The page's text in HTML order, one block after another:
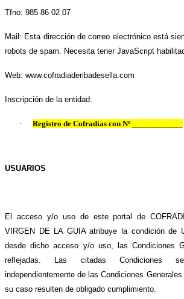
Tfno: 985 86 02 07
Mail: Esta dirección de correo electrónico está
robots de spam. Necesita tener JavaScript
Web: www.cofradiaderibadesella.com
Inscripción de la entidad:
· Registro de Cofradías con Nº ____________
USUARIOS
El acceso y/o uso de este portal de
VIRGEN DE LA GUIA atribuye la condición de
desde dicho acceso y/o uso, las Condiciones
reflejadas. Las citadas Condiciones
independientemente de las Condiciones
su caso resulten de obligado cumplimiento.